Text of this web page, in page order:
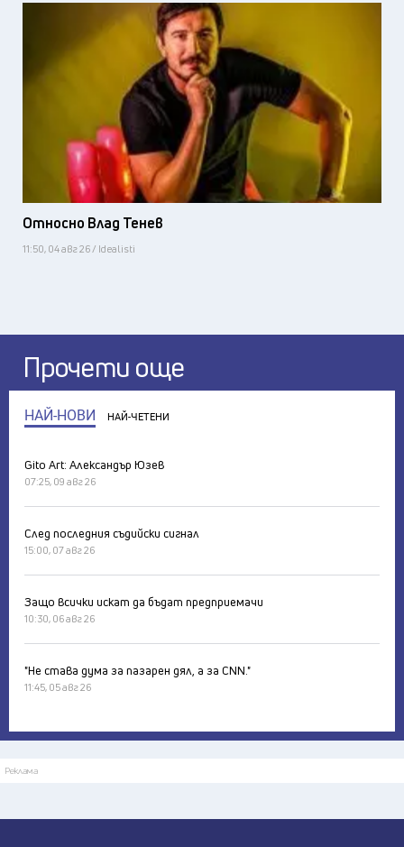
Относно Влад Тенев
11:50, 04 авг 26 / Idealisti
Прочети още
НАЙ-НОВИ НАЙ-ЧЕТЕНИ
Gito Art: Александър Юзев
07:25, 09 авг 26
След последния съдийски сигнал
15:00, 07 авг 26
Защо всички искат да бъдат предприемачи
10:30, 06 авг 26
"Не става дума за пазарен дял, а за CNN."
11:45, 05 авг 26
Реклама